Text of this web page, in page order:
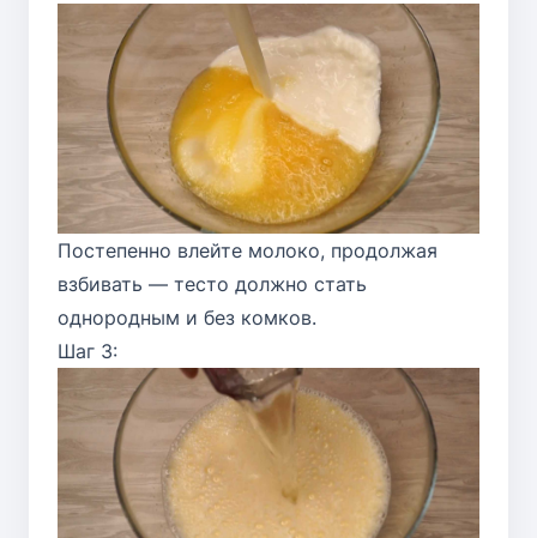
Постепенно влейте молоко, продолжая
взбивать — тесто должно стать
однородным и без комков.
Шаг 3: